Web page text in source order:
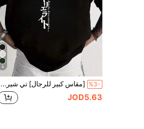
4
%3- [مقاس كبير للرجال] تي شيرت رجالي بطبعة موضة فضفاضة بأكمام قصيرة|تصميم راقي|أساسي للصيف|سهل التنسيق، أظهر أسلوبك، هذا المقاس كبير. تفاصيل المقاس موجودة في الصورة الرئيسية. يرجى التأكد من التحقق من المقاس قبل الطلب لتجنب مشاكل المقاس
JOD5.63